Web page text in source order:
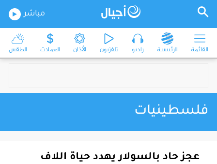
مباشر
القائمة الرئيسية راديو تلفزيون الأذان العملات الطقس
فلسطينيات
عجز حاد بالسولار يهدد حياة اللاف